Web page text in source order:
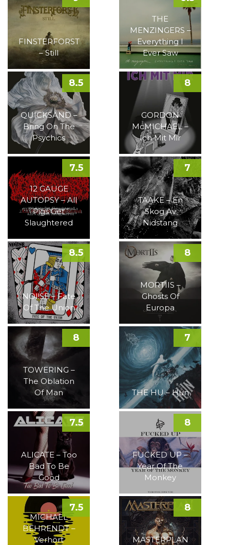
FINSTERFORST
– Still
THE
MENZINGERS –
Everything I
Ever Saw
QUICKSAND –
Bring On The
Psychics
8.5
GORDON
McMICHAEL –
Ich Mit Mir
8
12 GAUGE
AUTOPSY – All
Pigs Get
Slaughtered
7.5
TAAKE – En
Skog Av
Nidstang
7
NOI!SE – Fate
Of The Union
8.5
MORTIIS –
Ghosts Of
Europa
8
TOWERING –
The Oblation
Of Man
8
THE HU – Hun
7
ALICATE – Too
Bad To Be
Good
7.5
FUCKED UP –
Year Of The
Monkey
8
MICHAEL
BEHRENDT –
Verhört
7.5
MASTERPLAN
8